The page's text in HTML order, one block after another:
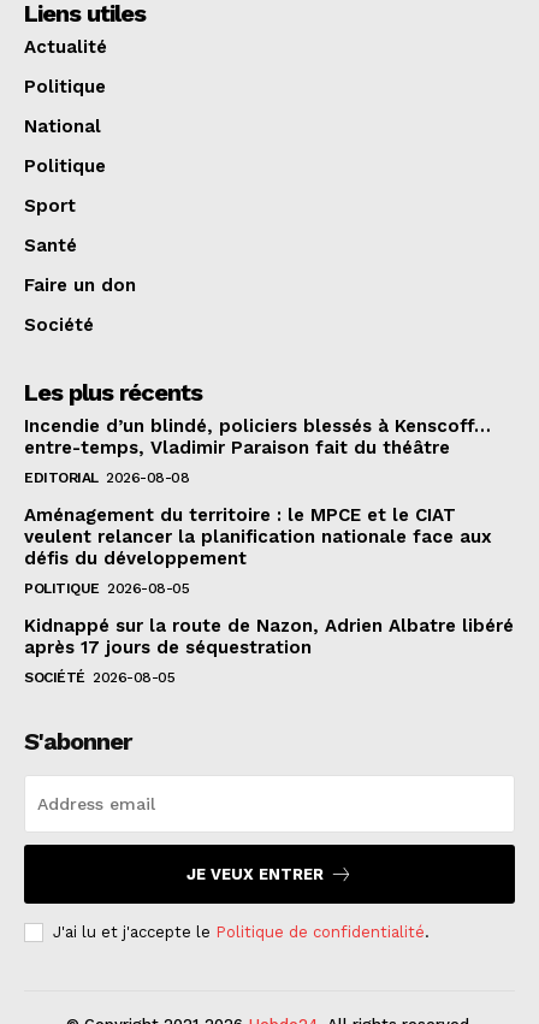
Liens utiles
Actualité
Politique
National
Politique
Sport
Santé
Faire un don
Société
Les plus récents
Incendie d’un blindé, policiers blessés à Kenscoff…
entre-temps, Vladimir Paraison fait du théâtre
EDITORIAL 2026-08-08
Aménagement du territoire : le MPCE et le CIAT
veulent relancer la planification nationale face aux
défis du développement
POLITIQUE 2026-08-05
Kidnappé sur la route de Nazon, Adrien Albatre libéré
après 17 jours de séquestration
SOCIÉTÉ 2026-08-05
S'abonner
JE VEUX ENTRER
J'ai lu et j'accepte le Politique de confidentialité.